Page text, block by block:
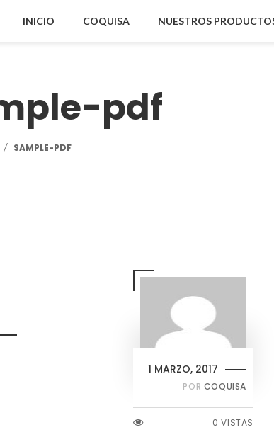
INICIO COQUISA NUESTROS
pdf
SAMPLE-PDF
1 MARZO, 2017
POR COQUISA
0 VISTAS